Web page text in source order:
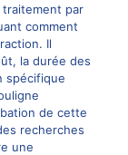
par
comment
Il
la durée des
spécifique
de cette
recherches
une